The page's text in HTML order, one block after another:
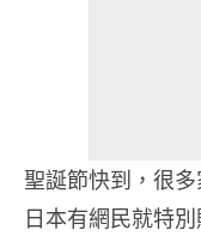
聖誕節快到，很
日本有網民就特